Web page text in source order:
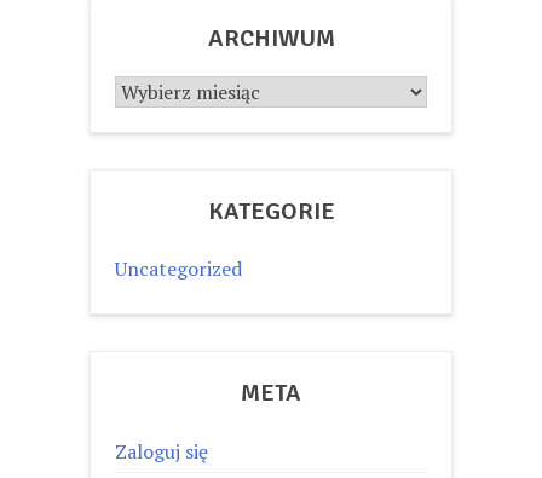
ARCHIWUM
Archiwum
KATEGORIE
Uncategorized
META
Zaloguj się